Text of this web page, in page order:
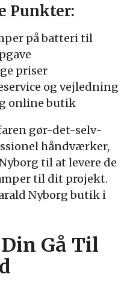
Punkter:
på batteri til
priser
og vejledning
online butik
gør-det-selv-
håndværker,
til at levere de
til dit projekt.
Nyborg butik i
Gå Til